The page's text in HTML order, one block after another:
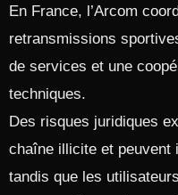
En France, l’Arcom
retransmissions
de services et une
techniques.
Des risques juridiques
chaîne illicite et peuvent
tandis que les